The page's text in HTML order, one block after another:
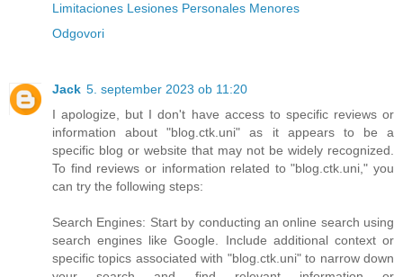
Limitaciones Lesiones Personales Menores
Odgovori
Jack 5. september 2023 ob 11:20
I apologize, but I don't have access to specific reviews or
information about "blog.ctk.uni" as it appears to be a
specific blog or website that may not be widely recognized.
To find reviews or information related to "blog.ctk.uni," you
can try the following steps:
Search Engines: Start by conducting an online search using
search engines like Google. Include additional context or
specific topics associated with "blog.ctk.uni" to narrow down